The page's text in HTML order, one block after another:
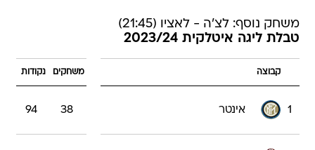
משחק נוסף: לצ'ה - לאציו (21:45)
טבלת ליגה איטלקית 2023/24
קבוצה משחקים נקודות
1 אינטר 38
94